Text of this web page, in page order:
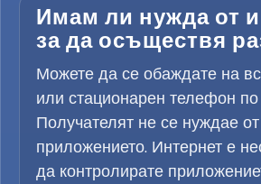
Имам ли нужда от
за да осъществя
Можете да се обаждате на
или стационарен телефон по
Получателят не се нуждае от
приложението. Интернет е
да контролирате